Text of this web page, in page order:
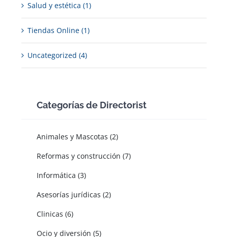
Salud y estética (1)
Tiendas Online (1)
Uncategorized (4)
Categorías de Directorist
Animales y Mascotas (2)
Reformas y construcción (7)
Informática (3)
Asesorías jurídicas (2)
Clinicas (6)
Ocio y diversión (5)